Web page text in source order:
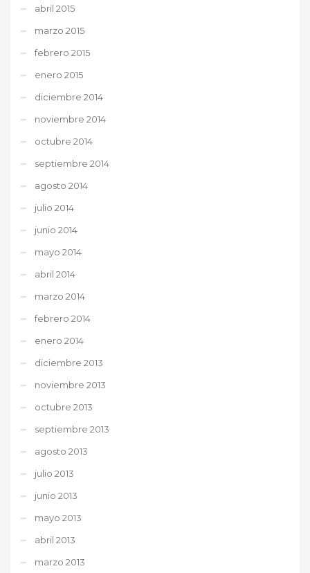
abril 2015
marzo 2015
febrero 2015
enero 2015
diciembre 2014
noviembre 2014
octubre 2014
septiembre 2014
agosto 2014
julio 2014
junio 2014
mayo 2014
abril 2014
marzo 2014
febrero 2014
enero 2014
diciembre 2013
noviembre 2013
octubre 2013
septiembre 2013
agosto 2013
julio 2013
junio 2013
mayo 2013
abril 2013
marzo 2013